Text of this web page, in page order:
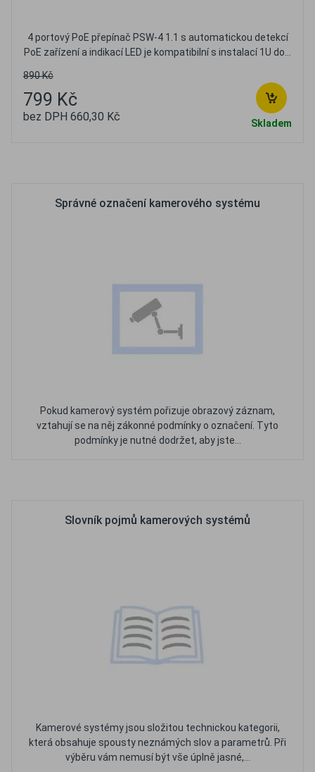
4 portový PoE přepínač PSW-4 1.1 s automatickou detekcí
PoE zařízení a indikací LED je kompatibilní s instalací 1U do...
890 Kč
799 Kč
bez DPH 660,30 Kč Skladem
Správné označení kamerového systému
Pokud kamerový systém pořizuje obrazový záznam,
vztahují se na něj zákonné podmínky o označení. Tyto
podmínky je nutné dodržet, aby jste...
Slovník pojmů kamerových systémů
Kamerové systémy jsou složitou technickou kategorii,
která obsahuje spousty neznámých slov a parametrů. Při
výběru vám nemusí být vše úplně jasné,...